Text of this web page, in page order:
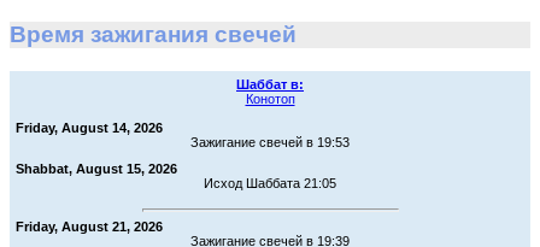
Время зажигания свечей
Шаббат в:
Конотоп
Friday, August 14, 2026
Зажигание свечей в 19:53
Shabbat, August 15, 2026
Исход Шаббата 21:05
Friday, August 21, 2026
Зажигание свечей в 19:39